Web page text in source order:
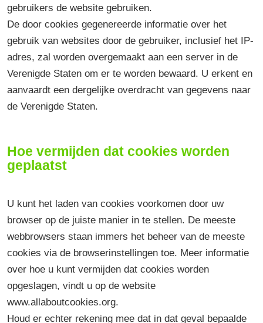
gebruikers de website gebruiken.
De door cookies gegenereerde informatie over het
gebruik van websites door de gebruiker, inclusief het IP-
adres, zal worden overgemaakt aan een server in de
Verenigde Staten om er te worden bewaard. U erkent en
aanvaardt een dergelijke overdracht van gegevens naar
de Verenigde Staten.
Hoe vermijden dat cookies worden
geplaatst
U kunt het laden van cookies voorkomen door uw
browser op de juiste manier in te stellen. De meeste
webbrowsers staan immers het beheer van de meeste
cookies via de browserinstellingen toe. Meer informatie
over hoe u kunt vermijden dat cookies worden
opgeslagen, vindt u op de website
www.allaboutcookies.org.
Houd er echter rekening mee dat in dat geval bepaalde